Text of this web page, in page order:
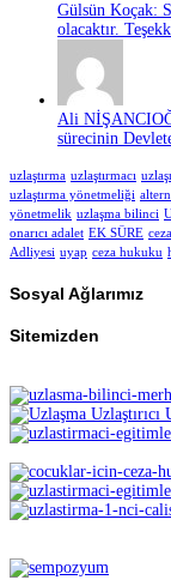
Gülsün Koçak:
olacaktır.
Ali
sürecinin
uzlaştırma uzlaştırmacı
uzlaştırma yönetmeliği
yönetmelik uzlaşma bilinci
onarıcı adalet EK SÜRE
Adliyesi uyap ceza hukuku
Sosyal Ağlarımız
Sitemizden